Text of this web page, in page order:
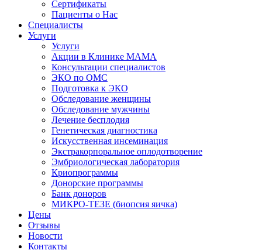
Сертификаты
Пациенты о Нас
Специалисты
Услуги
Услуги
Акции в Клинике МАМА
Консультации специалистов
ЭКО по ОМС
Подготовка к ЭКО
Обследование женщины
Обследование мужчины
Лечение бесплодия
Генетическая диагностика
Искусственная инсеминация
Экстракорпоральное оплодотворение
Эмбриологическая лаборатория
Криопрограммы
Донорские программы
Банк доноров
МИКРО-ТЕЗЕ (биопсия яичка)
Цены
Отзывы
Новости
Контакты